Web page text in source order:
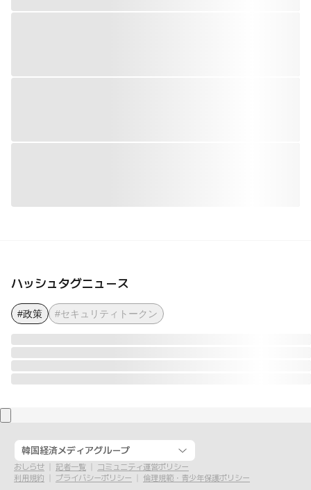
ハッシュタグニュース
#政策 #セキュリティトークン
韓国経済メディアグループ
おしらせ 記者一覧
コミュニティ運営ポリシー
利用規約
プライバシーポリシー 倫理規範・青少年保護ポリシー